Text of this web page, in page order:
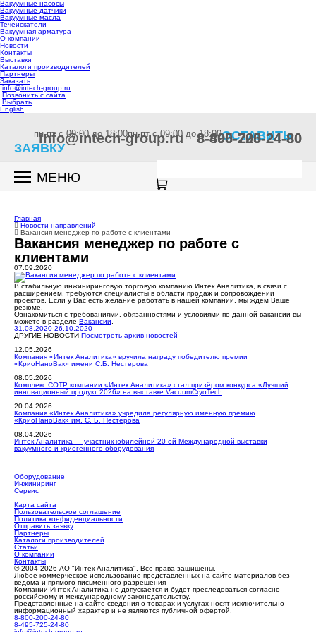
Вакуумные насосы
Вакуумные датчики
Вакуумные масла
Течеискатели
Вакуумная арматура
О компании
Новости
Контакты
Выставки
Каталоги производителей
Партнеры
Заказать
info@intech-group.ru
Позвонить с сайта
Выбрать
English
8-800-200-24-80
пн-пт c 09:00 до 18:00 8-495-725-24-80
пн-пт c 09:00 до 18:00
info@intech-group.ru
ОСТАВИТЬ
ЗАЯВКУ
МЕНЮ
Главная
Новости направлений
Вакансия менеджер по работе с клиентами
Вакансия менеджер по работе с
клиентами
07.09.2020
В стабильную инжиниринговую торговую компанию Интек Аналитика, в связи с
расширением, требуются специалисты в области продаж и сопровождении
проектов. Если у Вас есть желание работать в нашей компании, мы ждем Ваше
резюме.
Ознакомиться с требованиями, обязанностями и условиями по данной вакансии вы
можете в разделе Вакансии.
31.08.2020 26.10.2020
ДРУГИЕ НОВОСТИ Посмотреть архив новостей
12.05.2026
Компания «Интек Аналитика» вручила награду победителю премии
«КриоНаноВак» имени С.Б. Нестерова
08.05.2026
Комплекс СОТР компании «Интек Аналитика» стал призёром конкурса «Лучший
инновационный продукт 2026» на выставке VacuumCryoTech
20.04.2026
Компания «Интек Аналитика» учредила регулярную именную премию
«КриоНаноВак» им. С. Б. Нестерова
08.04.2026
Интек Аналитика — участник юбилейной 20-ой Международной выставки
вакуумного и криогенного оборудования
Оборудование
Инжиниринг
Сервис
Карта сайта
Пользовательское соглашение
Политика конфиденциальности
Отправить заявку
Партнеры
Каталоги производителей
Статьи
О компании
Контакты
© 2004-2026 АО "Интек Аналитика". Все права защищены.
Любое коммерческое использование представленных на сайте материалов без
ведома и прямого письменного разрешения
Компании Интек Аналитика не допускается и будет преследоваться согласно
российскому и международному законодательству.
Представленные на сайте сведения о товарах и услугах носят исключительно
информационный характер и не являются публичной офертой.
8-800-200-24-80
8-495-725-24-80